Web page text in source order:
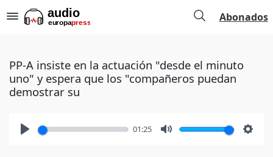
Abonados
PP-A insiste en la actuación "desde el minuto
uno" y espera que los "compañeros puedan
demostrar su
01:25